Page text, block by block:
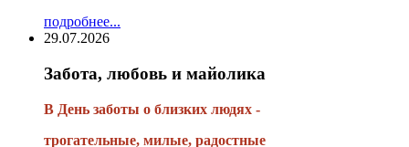
подробнее...
29.07.2026
Забота, любовь и майолика
В День заботы о близких людях -
трогательные, милые, радостные